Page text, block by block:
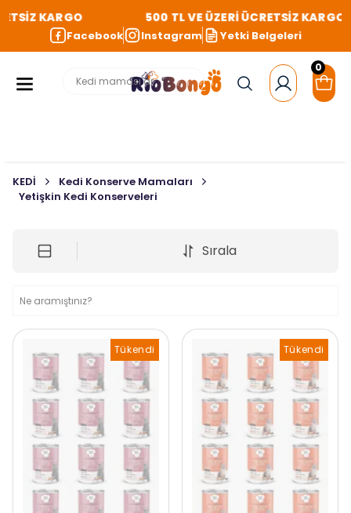
KARGO 500 TL VE ÜZERİ ÜCRETSİZ KARGO
Facebook Instagram Yetki Belgeleri
0
KEDİ
Kedi Konserve Mamaları
Yetişkin Kedi Konserveleri
Sırala
Tükendi Tükendi